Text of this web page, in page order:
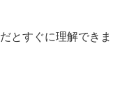
だとすぐに理解できま